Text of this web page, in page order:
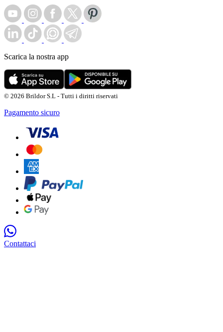
Scarica la nostra app
© 2026 Brildor S.L - Tutti i diritti riservati
Pagamento sicuro
Contattaci